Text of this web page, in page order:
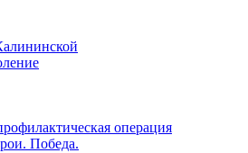
операция
Победа.